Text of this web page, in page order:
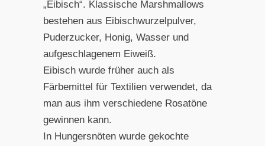
„Eibisch“. Klassische Marshmallows
bestehen aus Eibischwurzelpulver,
Puderzucker, Honig, Wasser und
aufgeschlagenem Eiweiß.
Eibisch wurde früher auch als
Färbemittel für Textilien verwendet, da
man aus ihm verschiedene Rosatöne
gewinnen kann.
In Hungersnöten wurde gekochte